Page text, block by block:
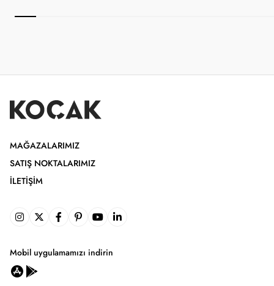
MAĞAZALARIMIZ
SATIŞ NOKTALARIMIZ
İLETIŞIM
Mobil uygulamamızı indirin